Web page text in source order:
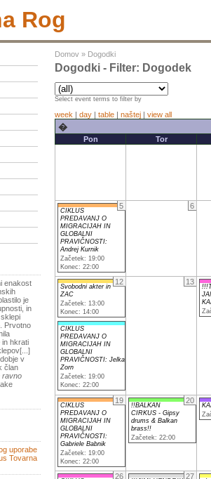
Rog
enakost
je
in
Prvotno
in hkrati
v
član
ravno
uporabe
Tovarna
Domov » Dogodki
Dogodki - Filter: Dogodek
Select event terms to filter by
week | day | table | naštej | view all
�
Pon Tor
5
CIKLUS
PREDAVANJ O
MIGRACIJAH IN
GLOBALNI
PRAVIČNOSTI:
Andrej Kurnik
Začetek: 19:00
Konec: 22:00
6
12
Svobodni akter in
ZAC
Začetek: 13:00
Konec: 14:00
CIKLUS
PREDAVANJ O
MIGRACIJAH IN
GLOBALNI
PRAVIČNOSTI: Jelka
Zorn
Začetek: 19:00
Konec: 22:00
13
19
CIKLUS
PREDAVANJ O
MIGRACIJAH IN
GLOBALNI
PRAVIČNOSTI:
Gabriele Babnik
Začetek: 19:00
Konec: 22:00
20
!!BALKAN
CIRKUS - Gipsy
drums & Balkan
brass!!
Začetek: 22:00
26 27